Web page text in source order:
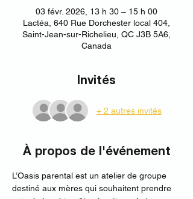
03 févr. 2026, 13 h 30 – 15 h 00
Lactéa, 640 Rue Dorchester local 404,
Saint-Jean-sur-Richelieu, QC J3B 5A6,
Canada
Invités
+ 2 autres invités
À propos de l'événement
L’Oasis parental est un atelier de groupe
destiné aux mères qui souhaitent prendre